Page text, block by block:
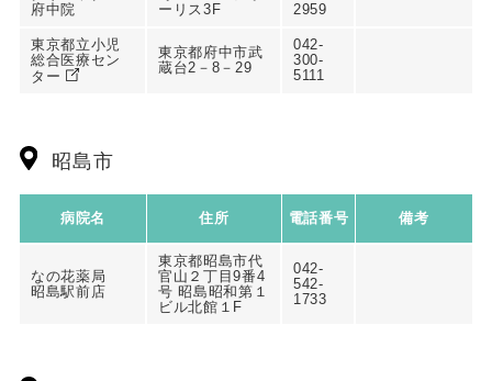
府中院
ーリス3F
2959
東京都立小児
総合医療セン
ター
東京都府中市武
蔵台2－8－29
042-
300-
5111
昭島市
病院名 住所 電話番号 備考
なの花薬局
昭島駅前店
東京都昭島市代
官山２丁目9番4
号 昭島昭和第１
ビル北館１F
042-
542-
1733